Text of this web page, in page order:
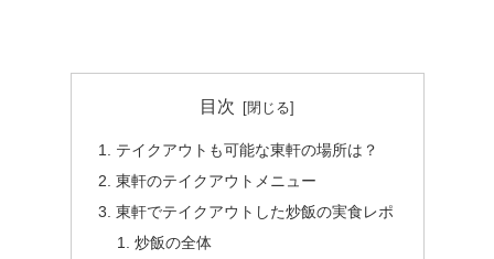
目次
テイクアウトも可能な東軒の場所は？
東軒のテイクアウトメニュー
東軒でテイクアウトした炒飯の実食レポ
炒飯の全体